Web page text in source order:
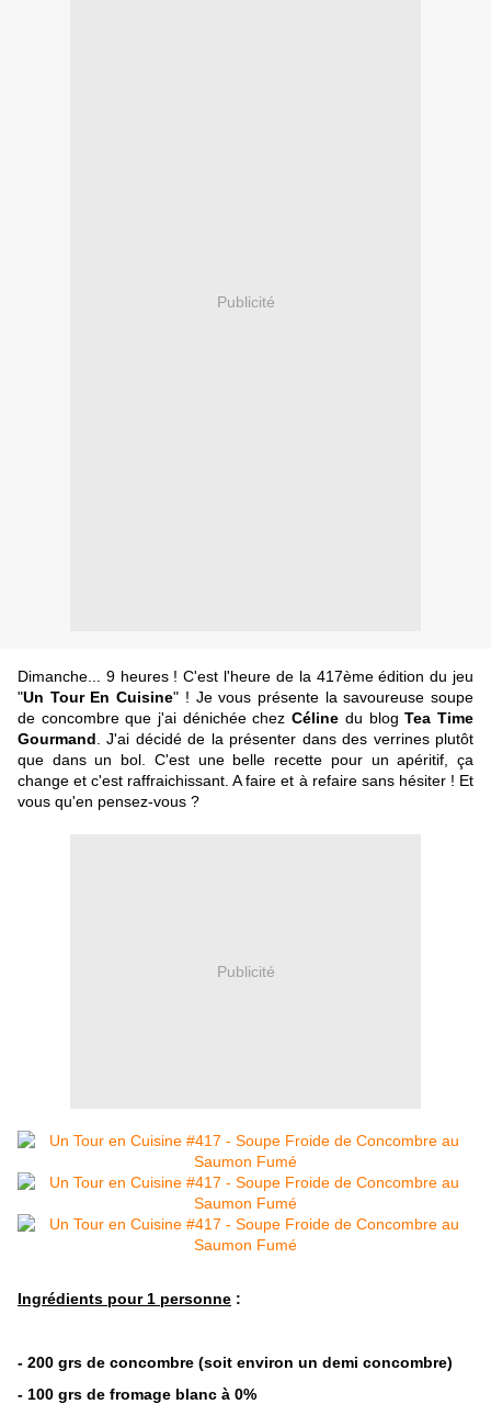
Publicité
Dimanche... 9 heures ! C'est l'heure de la 417ème édition du jeu
"Un Tour En Cuisine" ! Je vous présente la savoureuse soupe
de concombre que j'ai dénichée chezCéline du blogTea Time
Gourmand . J'ai décidé de la présenter dans des verrines plutôt
que dans un bol. C'est une belle recette pour un apéritif, ça
change et c'est raffraichissant. A faire et à refaire sans hésiter ! Et
vous qu'en pensez-vous ?
Publicité
Ingrédients pour 1 personne :
- 200 grs de concombre (soit environ un demi concombre)
- 100 grs de fromage blanc à 0%